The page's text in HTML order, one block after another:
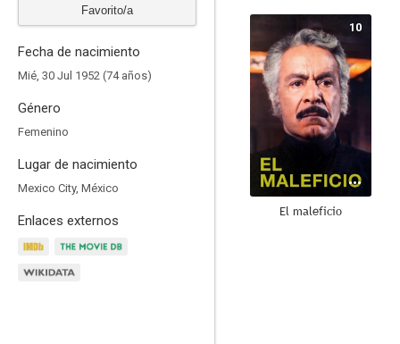
Favorito/a
Fecha de nacimiento
Mié, 30 Jul 1952 (74 años)
Género
Femenino
Lugar de nacimiento
Mexico City, México
Enlaces externos
10
El maleficio